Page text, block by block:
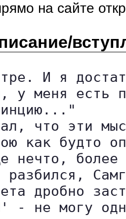
на сайте
И я
у меня есть
что эти
как будто
нечто, более
разбился,
дробно
- не могу